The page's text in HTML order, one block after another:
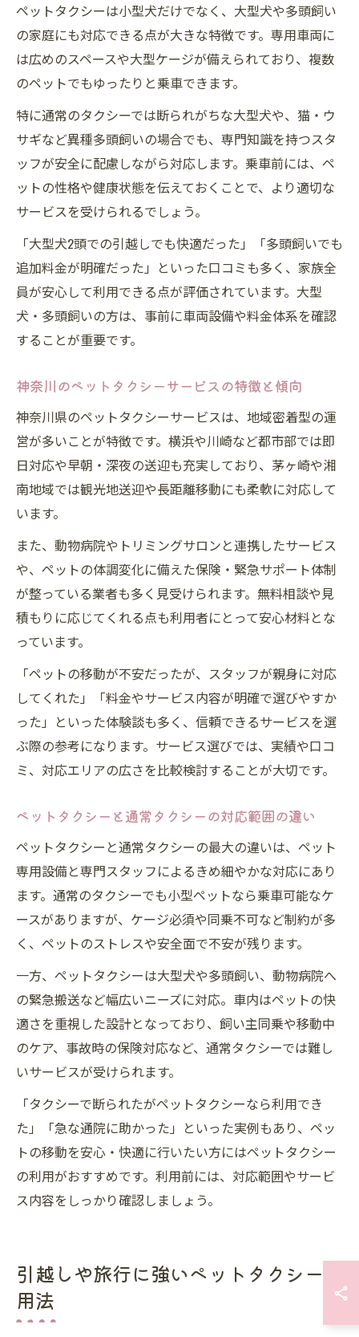
ペットタクシーは小型犬だけでなく、大型犬や多頭飼い
の家庭にも対応できる点が大きな特徴です。専用車両に
は広めのスペースや大型ケージが備えられており、複数
のペットでもゆったりと乗車できます。
特に通常のタクシーでは断られがちな大型犬や、猫・ウ
サギなど異種多頭飼いの場合でも、専門知識を持つスタ
ッフが安全に配慮しながら対応します。乗車前には、ペ
ットの性格や健康状態を伝えておくことで、より適切な
サービスを受けられるでしょう。
「大型犬2頭での引越しでも快適だった」「多頭飼いでも
追加料金が明確だった」といった口コミも多く、家族全
員が安心して利用できる点が評価されています。大型
犬・多頭飼いの方は、事前に車両設備や料金体系を確認
することが重要です。
神奈川のペットタクシーサービスの特徴と傾向
神奈川県のペットタクシーサービスは、地域密着型の運
営が多いことが特徴です。横浜や川崎など都市部では即
日対応や早朝・深夜の送迎も充実しており、茅ヶ崎や湘
南地域では観光地送迎や長距離移動にも柔軟に対応して
います。
また、動物病院やトリミングサロンと連携したサービス
や、ペットの体調変化に備えた保険・緊急サポート体制
が整っている業者も多く見受けられます。無料相談や見
積もりに応じてくれる点も利用者にとって安心材料とな
っています。
「ペットの移動が不安だったが、スタッフが親身に対応
してくれた」「料金やサービス内容が明確で選びやすか
った」といった体験談も多く、信頼できるサービスを選
ぶ際の参考になります。サービス選びでは、実績や口コ
ミ、対応エリアの広さを比較検討することが大切です。
ペットタクシーと通常タクシーの対応範囲の違い
ペットタクシーと通常タクシーの最大の違いは、ペット
専用設備と専門スタッフによるきめ細やかな対応にあり
ます。通常のタクシーでも小型ペットなら乗車可能なケ
ースがありますが、ケージ必須や同乗不可など制約が多
く、ペットのストレスや安全面で不安が残ります。
一方、ペットタクシーは大型犬や多頭飼い、動物病院へ
の緊急搬送など幅広いニーズに対応。車内はペットの快
適さを重視した設計となっており、飼い主同乗や移動中
のケア、事故時の保険対応など、通常タクシーでは難し
いサービスが受けられます。
「タクシーで断られたがペットタクシーなら利用でき
た」「急な通院に助かった」といった実例もあり、ペッ
トの移動を安心・快適に行いたい方にはペットタクシー
の利用がおすすめです。利用前には、対応範囲やサービ
ス内容をしっかり確認しましょう。
引越しや旅行に強いペットタクシー活
用法